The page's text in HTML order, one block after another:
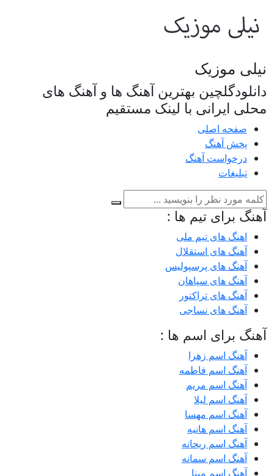
نیلی موزیک
دانلودگلچین بهترین آهنگ ها و آهنگ های
محلی ایرانی با لینک مستقیم
صفحه اصلی
پخش آهنگ
درخواست آهنگ
تبلیغات
آهنگ برای تیم ها :
اهنگ های تیم ملی
آهنگ های استقلال
آهنگ های پرسپولیس
آهنگ های سپاهان
آهنگ های تراکتور
آهنگ های نساجی
آهنگ برای اسم ها :
آهنگ اسم زهرا
آهنگ اسم فاطمه
آهنگ اسم مریم
آهنگ اسم لیلا
آهنگ اسم مهسا
آهنگ اسم هانیه
آهنگ اسم ریحانه
آهنگ اسم سمانه
آهنگ اسم مینا